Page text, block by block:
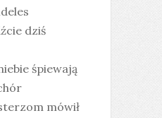
dziś
śpiewają
mówił